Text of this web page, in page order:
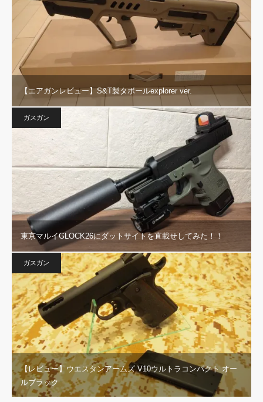
【エアガンレビュー】S&T製タボールexplorer ver.
ガスガン
東京マルイGLOCK26にダットサイトを直載せしてみた！！
ガスガン
【レビュー】ウエスタンアームズ V10ウルトラコンパクト オー
ルブラック